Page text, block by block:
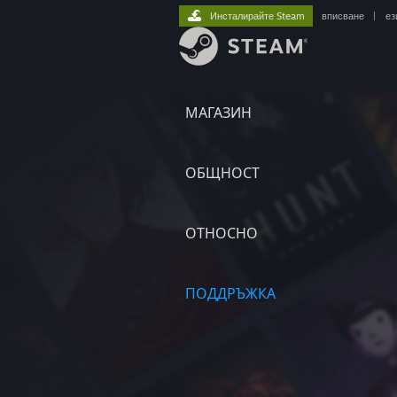
МАГАЗИН
ОБЩНОСТ
ОТНОСНО
ПОДДРЪЖКА
Инсталирайте Steam вписване